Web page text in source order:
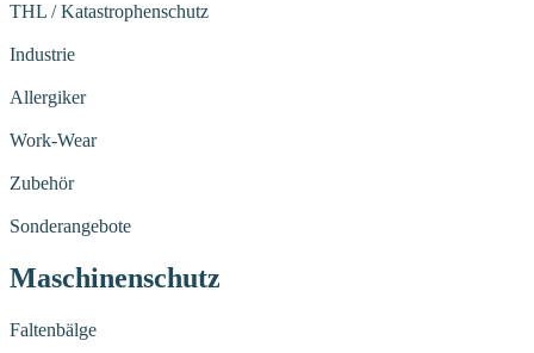
THL / Katastrophenschutz
Industrie
Allergiker
Work-Wear
Zubehör
Sonderangebote
Maschinenschutz
Faltenbälge